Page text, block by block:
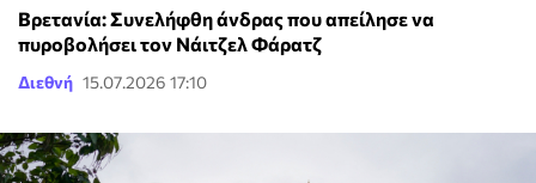
Βρετανία: Συνελήφθη άνδρας που απείλησε να
πυροβολήσει τον Νάιτζελ Φάρατζ
Διεθνή 15.07.2026 17:10